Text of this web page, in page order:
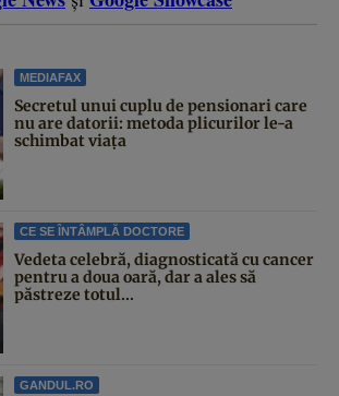
MEDIAFAX
Secretul unui cuplu de pensionari care
nu are datorii: metoda plicurilor le-a
schimbat viața
CE SE ÎNTÂMPLĂ DOCTORE
Vedeta celebră, diagnosticată cu cancer
pentru a doua oară, dar a ales să
păstreze totul...
GANDUL.RO